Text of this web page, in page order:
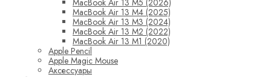
MacBook Air 13 M5 (2026)
MacBook Air 13 M4 (2025)
MacBook Air 13 M3 (2024)
MacBook Air 13 M2 (2022)
MacBook Air 13 M1 (2020)
Apple Pencil
Apple Magic Mouse
Аксессуары